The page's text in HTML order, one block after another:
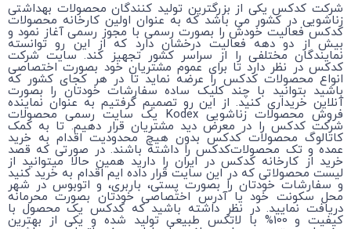
شرکت کدکس یکی از بزرگترین تولید کنندگان محصولات بهداشتی
زناشویی در کشور می باشد که به عنوان اولین کارخانه محصولات
کدکس فعالیت خودش را بصورت رسمی با مجوز رسمی آغاز نمود و
بیش از دو دهه فعالیت درخشان دارد که از این رو توانسته
نمایندگان مختلفی را از سراسر کشور تجهیز کند. سایت شرکت
کدکس در نظر دارد تا برای عموم مشتریان خود بصورت اختصاصی
انواع محصولات کدکس را عرضه نماید تا در هر کجای کشور که
باشید بتوانید با چند کلیک ساده سفارشات خودتان را بصورت
آنلاین خریداری کنید. از این رو تصمیم گرفتیم به عنوان نماینده
فروش محصولات زناشویی Kodex یک سایت رسمی محصولات
شرکت کدکس را در معرض دید مشتریان قرار دهیم. تا به کمک
کاتالوگ محصولات کدکس بدون هیچ محدودیت اقدام به خرید
عمده و تک محصولات‌کدکس را داشته باشند. در صورتی که قصد
خرید از کارخانه کدکس در ایران را دارید همین حالا میتوانید از
لیست محصولاتی که در این سایت قرار داده ایم اقدام به خرید کنید
و سفارشات خودتان را بصورت پستی، باربری، و اتوبوس در شهر
محل سکونت خود یا آدرس اختصاصی خودتان بصورت محرمانه
دریافت نمایید. در نظر داشته باشید که کدکس یک محصول با
کیفیت و 100% با لاتکس طبیعی تولید شده و یکی از بهترین